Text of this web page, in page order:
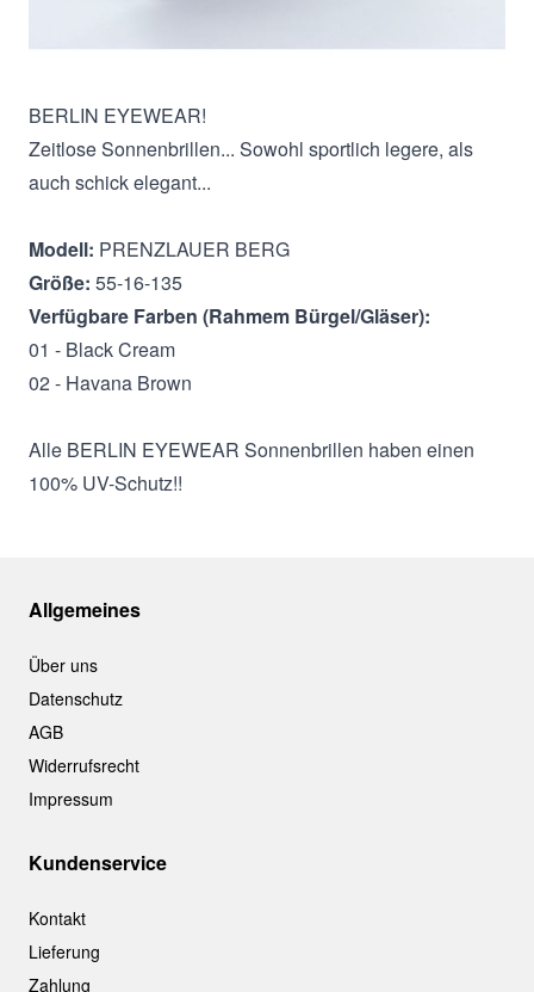
BERLIN EYEWEAR!
Zeitlose Sonnenbrillen... Sowohl sportlich legere, als
auch schick elegant...
Modell: PRENZLAUER BERG
Größe: 55-16-135
Verfügbare Farben (Rahmem Bürgel/Gläser):
01 - Black Cream
02 - Havana Brown
Alle BERLIN EYEWEAR Sonnenbrillen haben einen
100% UV-Schutz!!
Allgemeines
Über uns
Datenschutz
AGB
Widerrufsrecht
Impressum
Kundenservice
Kontakt
Lieferung
Zahlung